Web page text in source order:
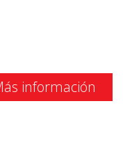
información